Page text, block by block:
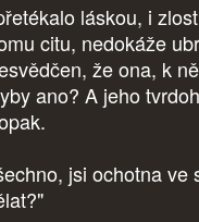
láskou, i
citu, nedokáže
že ona, k
ano? A jeho
jsi ochotna ve